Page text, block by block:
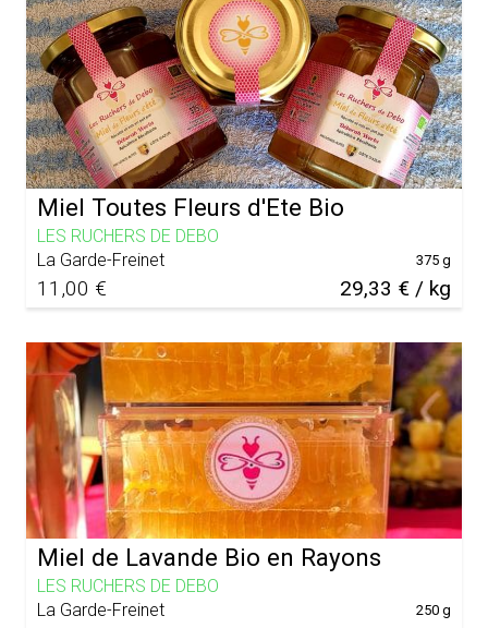
Miel Toutes Fleurs d'Ete Bio
LES RUCHERS DE DEBO
La Garde-Freinet
11,00 € 29,33 € / kg
375 g
Miel de Lavande Bio en Rayons
LES RUCHERS DE DEBO
La Garde-Freinet
250 g